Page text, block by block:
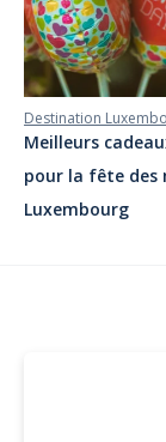
Destination
Meilleurs
pour la fête des
Luxembourg